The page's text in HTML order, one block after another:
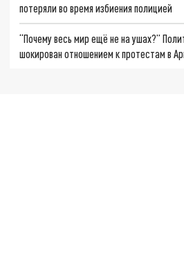
потеряли во время избиения полицией
“Почему весь мир ещё не на ушах?”
шокирован отношением к протестам в